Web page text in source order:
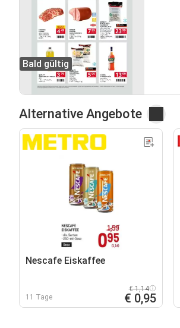
Bald gültig
Alternative Angebote
Nescafe Eiskaffee
11 Tage
€ 1,14
€ 0,95